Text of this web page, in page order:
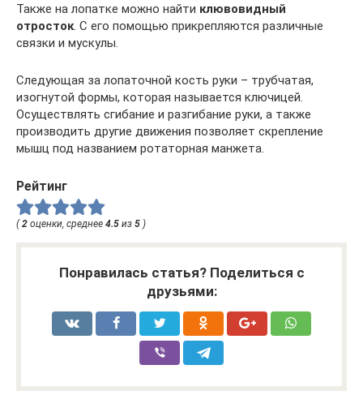
Также на лопатке можно найти клювовидный
отросток . С его помощью прикрепляются различные
связки и мускулы.
Следующая за лопаточной кость руки – трубчатая,
изогнутой формы, которая называется ключицей.
Осуществлять сгибание и разгибание руки, а также
производить другие движения позволяет скрепление
мышц под названием ротаторная манжета.
Рейтинг
( 2 оценки, среднее 4.5 из 5 )
Понравилась статья? Поделиться с
друзьями: